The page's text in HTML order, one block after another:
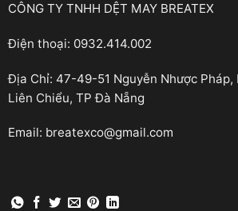
CÔNG TY TNHH DỆT MAY BREATEX
Điện thoại: 0932.414.002
Địa Chỉ: 47-49-51 Nguyễn Nhược Pháp,
Liên Chiểu, TP Đà Nẵng
Email: breatexco@gmail.com